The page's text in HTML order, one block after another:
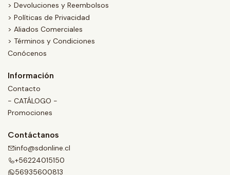
> Devoluciones y Reembolsos
> Políticas de Privacidad
> Aliados Comerciales
> Términos y Condiciones
Conócenos
Información
Contacto
- CATÁLOGO -
Promociones
Contáctanos
info@sdonline.cl
+56224015150
56935600813